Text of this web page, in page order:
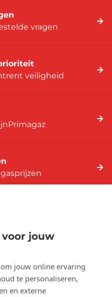
jouw
jouw online ervaring
te personaliseren,
en externe
vragen
veiligheid